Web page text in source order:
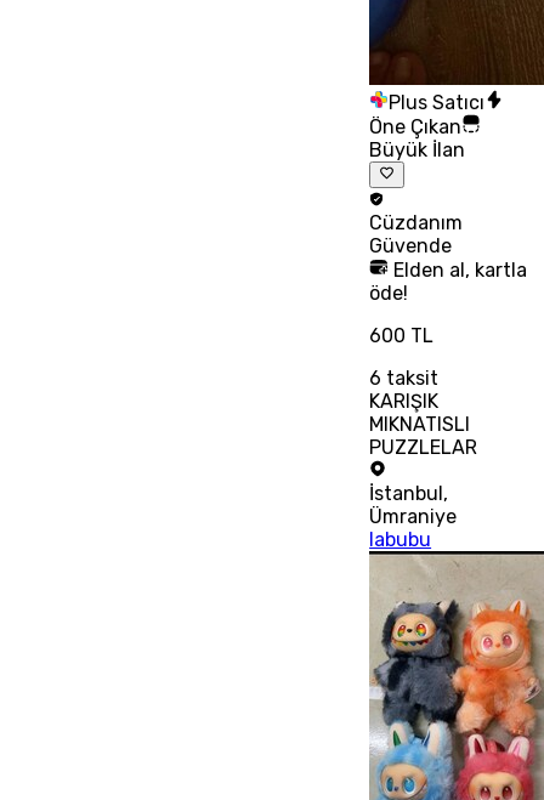
Plus Satıcı
Öne Çıkan
Büyük İlan
Cüzdanım
Güvende
Elden al, kartla
öde!
600 TL
6 taksit
KARIŞIK
MIKNATISLI
PUZZLELAR
İstanbul,
Ümraniye
labubu